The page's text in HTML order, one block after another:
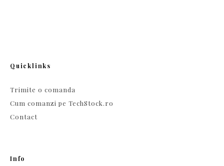
Quicklinks
Trimite o comanda
Cum comanzi pe TechStock.ro
Contact
Info